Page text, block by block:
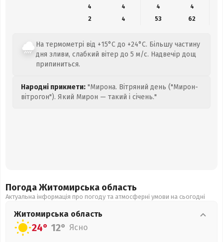
4
4 4
4
2
4 53 62
На термометрі від +15°C до +24°C. Більшу частину
дня зливи, слабкий вітер до 5 м/с. Надвечір дощ
припиниться.
Народні прикмети: "Мирона. Вітряний день ("Мирон-
вітрогон"). Який Мирон — такий і січень."
Погода Житомирська область
Актуальна інформація про погоду та атмосферні умови на сьогодні
Житомирська область
24° 12° Ясно